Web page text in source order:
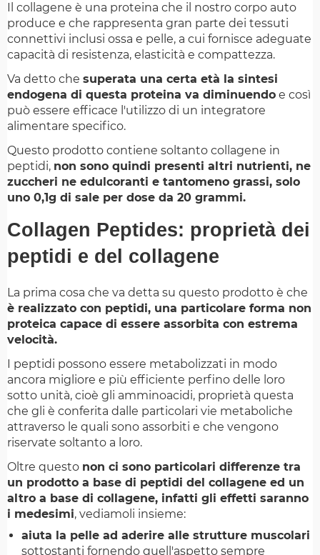
Il collagene è una proteina che il nostro corpo auto
produce e che rappresenta gran parte dei tessuti
connettivi inclusi ossa e pelle, a cui fornisce adeguate
capacità di resistenza, elasticità e compattezza.
Va detto che superata una certa età la sintesi
endogena di questa proteina va diminuendo e così
può essere efficace l'utilizzo di un integratore
alimentare specifico.
Questo prodotto contiene soltanto collagene in
peptidi, non sono quindi presenti altri nutrienti, ne
zuccheri ne edulcoranti e tantomeno grassi, solo
uno 0,1g di sale per dose da 20 grammi.
Collagen Peptides: proprietà dei
peptidi e del collagene
La prima cosa che va detta su questo prodotto è che
è realizzato con peptidi, una particolare forma non
proteica capace di essere assorbita con estrema
velocità.
I peptidi possono essere metabolizzati in modo
ancora migliore e più efficiente perfino delle loro
sotto unità, cioè gli amminoacidi, proprietà questa
che gli è conferita dalle particolari vie metaboliche
attraverso le quali sono assorbiti e che vengono
riservate soltanto a loro.
Oltre questo non ci sono particolari differenze tra
un prodotto a base di peptidi del collagene ed un
altro a base di collagene, infatti gli effetti saranno
i medesimi, vediamoli insieme:
aiuta la pelle ad aderire alle strutture muscolari
sottostanti fornendo quell'aspetto sempre